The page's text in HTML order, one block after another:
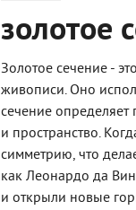
золотое
Золотое сечение -
живописи. Оно
сечение
и пространство.
симметрию, что
как Леонардо да
и открыли новые